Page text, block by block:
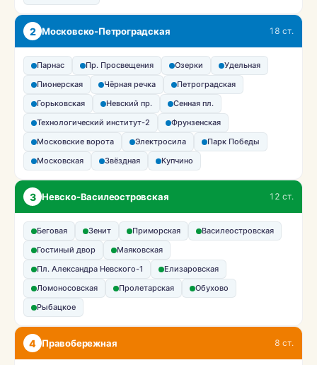
2 Московско-Петроградская 18 ст.
Парнас Пр. Просвещения Озерки
Удельная
Пионерская
Чёрная речка
Петроградская
Горьковская
Невский пр.
Сенная пл.
Технологический институт-2
Фрунзенская
Московские ворота
Электросила
Парк Победы
Московская
Звёздная Купчино
3 Невско-Василеостровская 12 ст.
Беговая Зенит Приморская
Василеостровская
Гостиный двор
Маяковская
Пл. Александра Невского-1
Елизаровская
Ломоносовская
Пролетарская
Обухово
Рыбацкое
4 Правобережная 8 ст.